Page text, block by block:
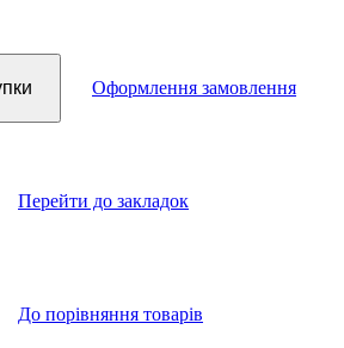
Оформлення замовлення
Перейти до закладок
До порівняння товарів